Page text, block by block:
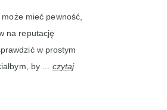
mieć pewność,
na reputację
w prostym
by ... czytaj